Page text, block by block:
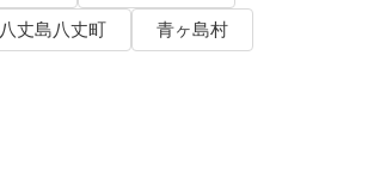
八丈島八丈町
青ヶ島村